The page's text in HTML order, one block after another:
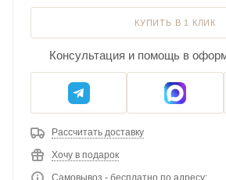
КУПИТЬ В 1 КЛИК
Консультация и помощь в
Рассчитать доставку
Хочу в подарок
Самовывоз - бесплатно по адресу: